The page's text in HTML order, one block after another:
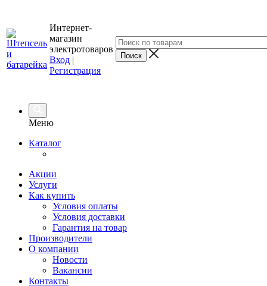
Интернет-
магазин
электротоваров
Вход |
Регистрация
Меню
Каталог
Акции
Услуги
Как купить
Условия оплаты
Условия доставки
Гарантия на товар
Производители
О компании
Новости
Вакансии
Контакты